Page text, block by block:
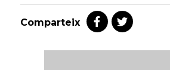
Comparteix